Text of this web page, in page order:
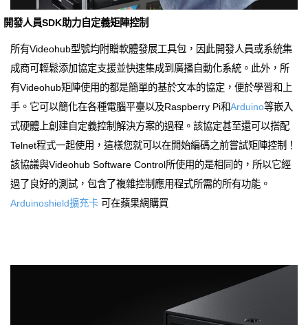
開發人員SDK助力自定義矩陣控制
所有Videohub型號均附贈軟體發展工具包，因此開發人員或系統集
成商可輕鬆添加協定支援並快速集成到廣播自動化系統。此外，所
有Videohub矩陣使用的都是簡單的基於文本的協定，便於學習和上
手。它可以簡化在各種電腦平臺以及Raspberry Pi和Arduino等嵌入
式硬體上創建自定義控制解決方案的過程。該協定甚至還可以搭配
Telnet程式一起使用，這樣您就可以在開始編碼之前嘗試矩陣控制！
該協議與Videohub Software Control所使用的是相同的，所以它經
過了良好的測試，包含了複雜控制應用程式所需的所有功能。
Arduinoshield擴充卡 可在蘋果網購買